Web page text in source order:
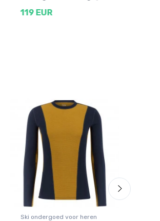
119 EUR
Ski ondergoed voor heren